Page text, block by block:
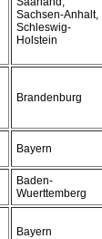
Sachsen-Anhalt,
Schleswig-
Holstein
Brandenburg
Bayern
Baden-
Wuerttemberg
Bayern